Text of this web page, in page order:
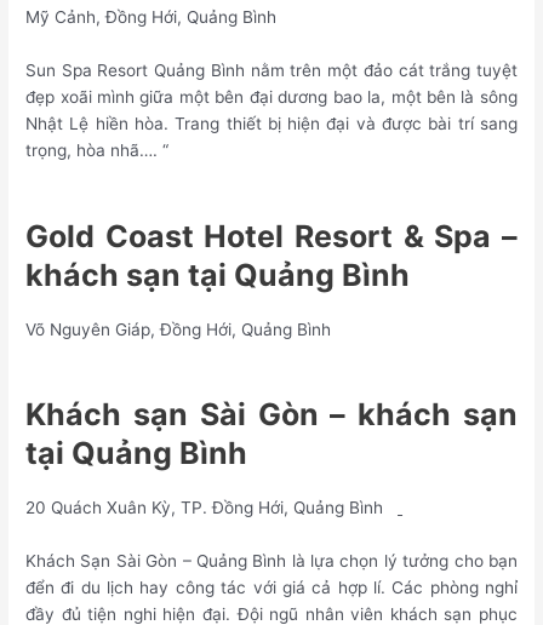
Mỹ Cảnh, Đồng Hới, Quảng Bình
Sun Spa Resort Quảng Bình nằm trên một đảo cát trắng tuyệt
đẹp xoãi mình giữa một bên đại dương bao la, một bên là sông
Nhật Lệ hiền hòa. Trang thiết bị hiện đại và được bài trí sang
trọng, hòa nhã…. “
Gold Coast Hotel Resort & Spa –
khách sạn tại Quảng Bình
Võ Nguyên Giáp, Đồng Hới, Quảng Bình
Khách sạn Sài Gòn – khách sạn
tại Quảng Bình
20 Quách Xuân Kỳ, TP. Đồng Hới, Quảng Bình
Khách Sạn Sài Gòn – Quảng Bình là lựa chọn lý tưởng cho bạn
đển đi du lịch hay công tác với giá cả hợp lí. Các phòng nghỉ
đầy đủ tiện nghi hiện đại. Đội ngũ nhân viên khách sạn phục